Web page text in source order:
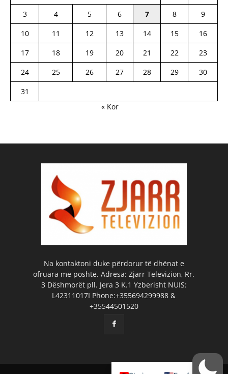
3
4 5 6 7 8
9
10
11 12 13 14 15
16
17
18 19 20 21 22
23
24
25 26 27 28 29
30
31
« Kor
Na kontaktoni duke përdorur të dhënat e
ofruara më poshtë. Adresa: Zjarr Televizion, Rr.
3 Dëshmorët pll. Jera 3 K.1 Yzberisht NUIS:
L42311017I Phone:+355694299988 &
+35544501520